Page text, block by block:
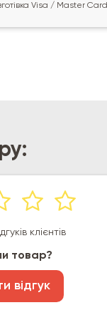
Visa / Master Card
клієнтів
товар?
відгук